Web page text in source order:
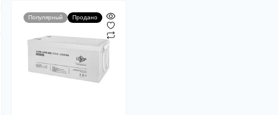
Популярный Продано